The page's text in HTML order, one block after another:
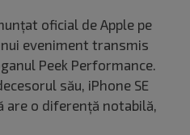
oficial de Apple pe
eveniment transmis
Peek Performance.
său, iPhone SE
are o diferență notabilă,